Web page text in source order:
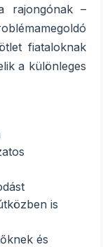
rajongónak –
fiataloknak
a különleges
is
és